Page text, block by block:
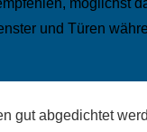
möglichst
und Türen
gut abgedichtet